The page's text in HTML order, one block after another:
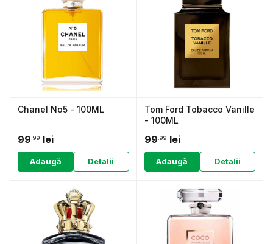
Chanel No5 - 100ML
99 .99 lei
Adaugă Detalii
Tom Ford Tobacco Vanille
- 100ML
99 .99 lei
Adaugă Detalii